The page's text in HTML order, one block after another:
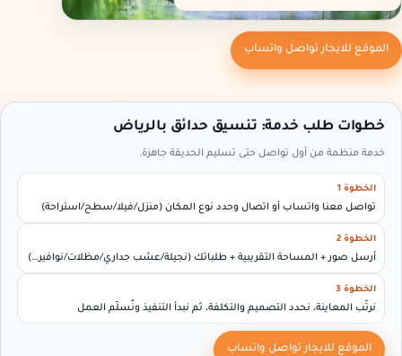
الموقع للايجار تواصل واتساب
خطوات طلب خدمة: تنسيق حدائق بالرياض
خدمة منظمة من أول تواصل حتى تسليم الحديقة جاهزة.
الخطوة 1
تواصل معنا واتساب أو اتصال وحدد نوع المكان (منزل/فيلا/سطح/استراحة)
الخطوة 2
أرسل صور + المساحة التقريبية + طلباتك (نجيلة/عشب جداري/مظلات/نوافير…)
الخطوة 3
نرتّب المعاينة، نحدد التصميم والتكلفة، ثم نبدأ التنفيذ ونُسلّم العمل
الموقع للايجار تواصل واتساب